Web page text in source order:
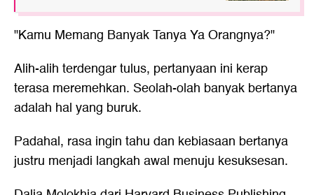
"Kamu Memang Banyak Tanya Ya Orangnya?"
Alih-alih terdengar tulus, pertanyaan ini kerap
terasa meremehkan. Seolah-olah banyak bertanya
adalah hal yang buruk.
Padahal, rasa ingin tahu dan kebiasaan bertanya
justru menjadi langkah awal menuju kesuksesan.